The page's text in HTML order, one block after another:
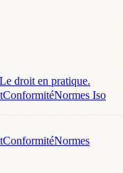
Le droit en pratique.
ConformitéNormes Iso
ConformitéNormes